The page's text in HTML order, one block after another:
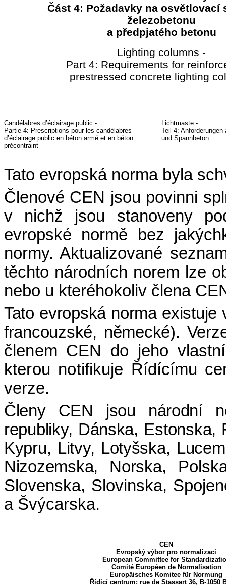
Část 4: Požadavky na osvětlovací
železobetonu
a předpjatého betonu
Lighting columns -
Part 4: Requirements for
prestressed concrete lighting
Candélabres d’éclairage public -
Partie 4: Prescriptions pour les candélabres
d’éclairage public en béton armé et en béton
précontraint
Lichtmaste -
Teil 4:
und Spannbeton
Tato evropská norma byla
Členové CEN jsou povinni
v nichž jsou stanoveny
evropské normě bez
normy. Aktualizované
těchto národních norem lze
nebo u kteréhokoliv člena
Tato evropská norma
francouzské, německé).
členem CEN do jeho
kterou notifikuje Řídícímu
verze.
Členy CEN jsou národní
republiky, Dánska, Estonska,
Kypru, Litvy, Lotyšska,
Nizozemska, Norska,
Slovenska, Slovinska,
a Švýcarska.
CEN
Evropský výbor pro normalizaci
European Committee for
Comité Européen de Normalisation
Europäisches Komitee für Normung
Řídicí centrum: rue de Stassart 36, B-1050